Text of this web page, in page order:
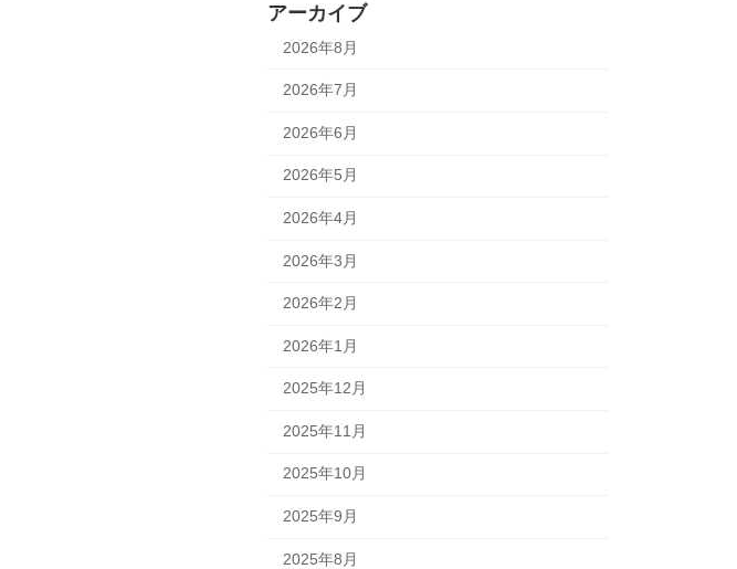
アーカイブ
2026年8月
2026年7月
2026年6月
2026年5月
2026年4月
2026年3月
2026年2月
2026年1月
2025年12月
2025年11月
2025年10月
2025年9月
2025年8月